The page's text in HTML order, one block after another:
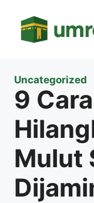
Uncategorized
9
Mulut